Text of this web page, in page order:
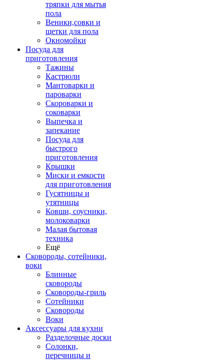
тряпки для мытья
пола
Веники,совки и
щетки для пола
Окномойки
Посуда для
приготовления
Тажины
Кастрюли
Мантоварки и
пароварки
Скороварки и
соковарки
Выпечка и
запекание
Посуда для
быстрого
приготовления
Крышки
Миски и емкости
для приготовления
Гусятницы и
утятницы
Ковши, соусники,
молоковарки
Малая бытовая
техника
Ещё
Сковороды, сотейники,
воки
Блинные
сковороды
Сковороды-гриль
Сотейники
Сковороды
Воки
Аксессуары для кухни
Разделочные доски
Солонки,
перечницы и